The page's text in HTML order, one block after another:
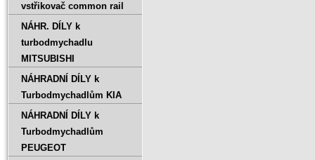
vstřikovač common rail
NÁHR. DÍLY k
turbodmychadlu
MITSUBISHI
NÁHRADNÍ DÍLY k
Turbodmychadlům KIA
NÁHRADNÍ DÍLY k
Turbodmychadlům
PEUGEOT